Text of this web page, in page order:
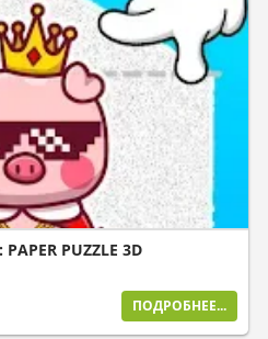
PAPER PUZZLE 3D
ПОДРОБНЕЕ...